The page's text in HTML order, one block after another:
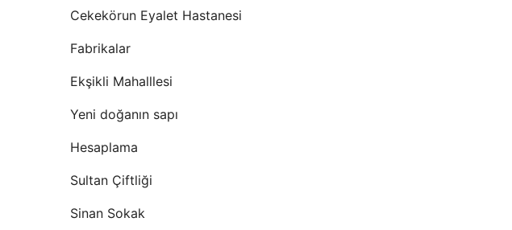
Cekekörun Eyalet Hastanesi
Fabrikalar
Ekşikli Mahalllesi
Yeni doğanın sapı
Hesaplama
Sultan Çiftliği
Sinan Sokak